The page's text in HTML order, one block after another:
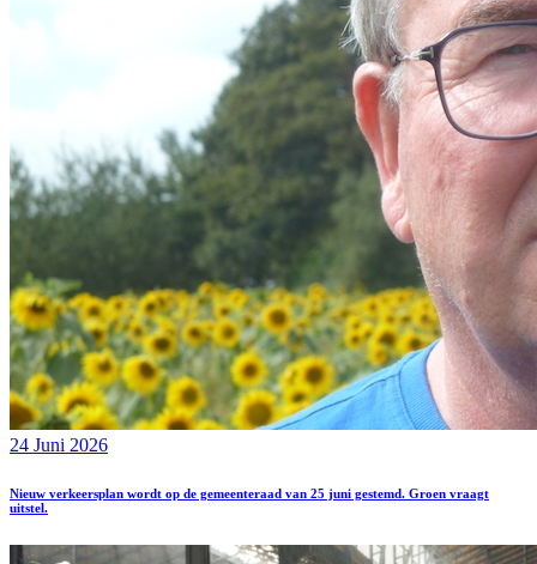
24 Juni 2026
Nieuw verkeersplan wordt op de gemeenteraad van 25 juni gestemd. Groen vraagt
uitstel.